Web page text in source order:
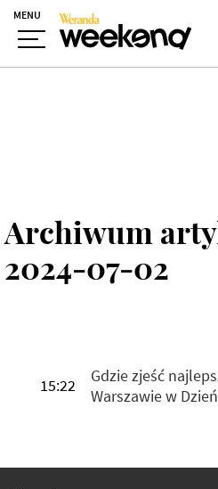
MENU
Archiwum
2024-07-02
15:22
Gdzie zjeść
Warszawie w